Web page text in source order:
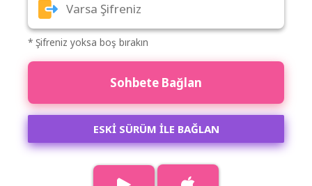
* Şifreniz yoksa boş bırakın
Sohbete Bağlan
ESKİ SÜRÜM İLE BAĞLAN